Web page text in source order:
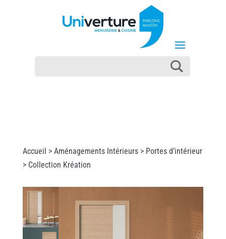
Accueil > Aménagements Intérieurs> Portes d’intérieur
> Collection Kréation